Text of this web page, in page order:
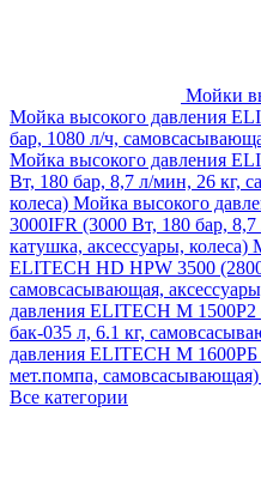
Мойки
Мойка высокого давления
бар, 1080 л/ч,
Мойка высокого давления
Вт, 180 бар, 8,7 л/мин, 26 кг,
колеса) Мойка высокого
3000IFR (3000 Вт, 180 бар,
катушка, аксессуары, колеса)
ELITECH HD HPW 3500
самовсасывающая,
давления ELITECH M 1500P2
бак-035 л, 6.1 кг,
давления ELITECH М 1600РБ
мет.помпа, самовсасывающая)
Все категории